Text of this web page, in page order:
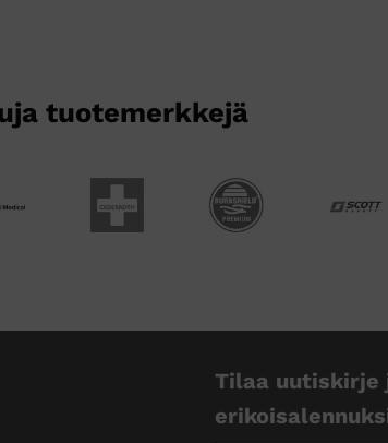
tuotemerkkejä
Tilaa uutiskirje